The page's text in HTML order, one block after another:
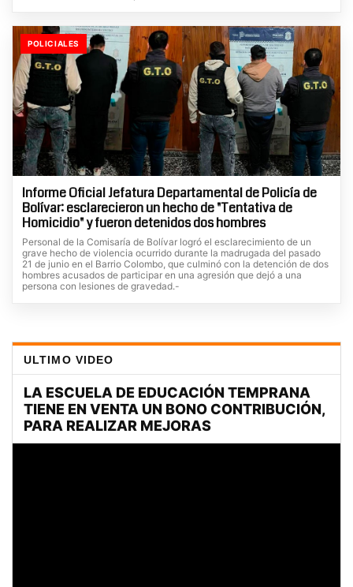
POLICIALES
Informe Oficial Jefatura Departamental de Policía de
Bolívar: esclarecieron un hecho de "Tentativa de
Homicidio" y fueron detenidos dos hombres
Personal de la Comisaría de Bolívar logró el esclarecimiento de un
grave hecho de violencia ocurrido durante la madrugada del pasado
21 de junio en el Barrio Colombo, que culminó con la detención de dos
hombres acusados de participar en una agresión que dejó a una
persona con lesiones de gravedad.-
ULTIMO VIDEO